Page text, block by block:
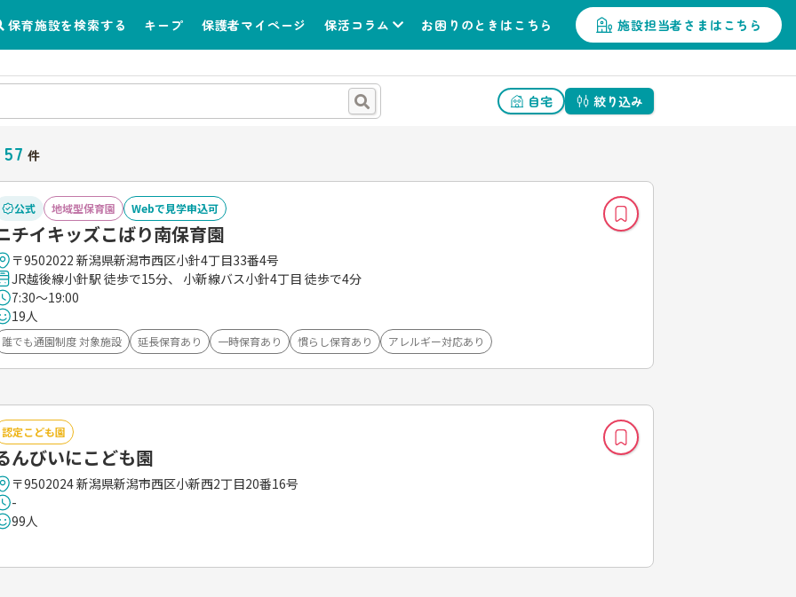
保育施設を検索する キープ 保護者マイページ 保活コラム お困りのときはこちら 施設担当者さまはこちら
自宅 絞り込み
57 件
公式 地域型保育園 Webで見学申込可
チイキッズこばり南保育園
〒9502022 新潟県新潟市西区小針4丁目33番4号
JR越後線小針駅 徒歩で15分、 小新線バス小針4丁目 徒歩で4分
7:30～19:00
19人
誰でも通園制度 対象施設 延長保育あり 一時保育あり 慣らし保育あり アレルギー対応あり
認定こども園
んびいにこども園
〒9502024 新潟県新潟市西区小新西2丁目20番16号
-
99人